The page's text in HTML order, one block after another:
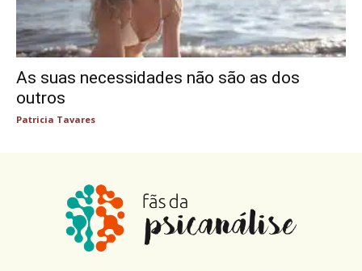
As suas necessidades não são as dos
outros
Patricia Tavares